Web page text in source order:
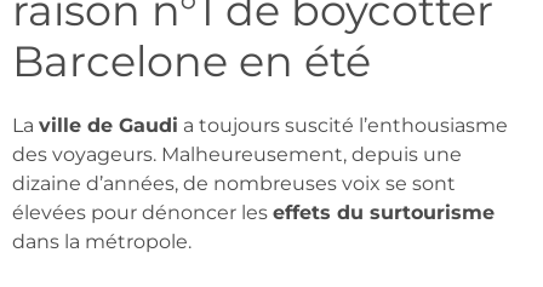
Barcelone en été
La ville de Gaudi a toujours suscité l’enthousiasme
des voyageurs. Malheureusement, depuis une
dizaine d’années, de nombreuses voix se sont
élevées pour dénoncer les effets du surtourisme
dans la métropole.